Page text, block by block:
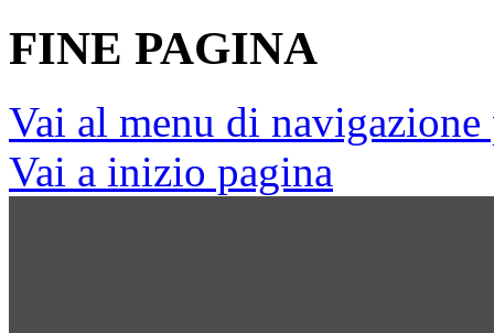
FINE PAGINA
Vai al menu di
Vai a inizio pagina